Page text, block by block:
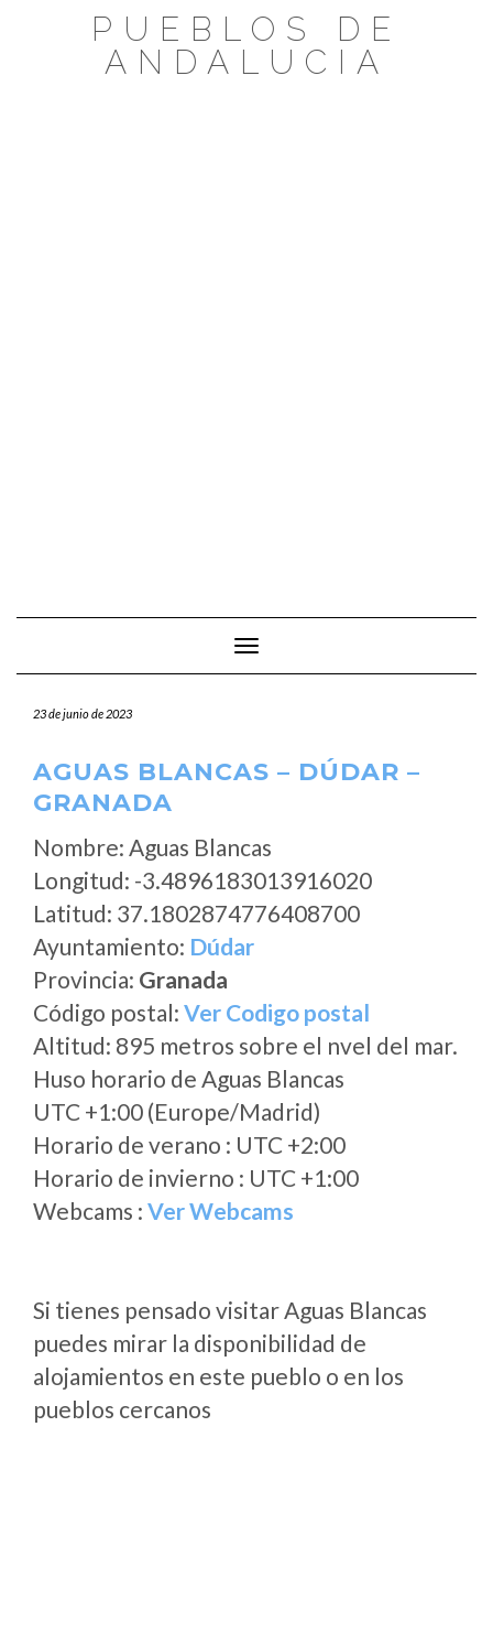
PUEBLOS DE
ANDALUCIA
Cambiar modo de navegación
23 de junio de 2023
AGUAS BLANCAS – DÚDAR –
GRANADA
Nombre: Aguas Blancas
Longitud: -3.4896183013916020
Latitud: 37.1802874776408700
Ayuntamiento: Dúdar
Provincia: Granada
Código postal: Ver Codigo postal
Altitud: 895 metros sobre el nvel del mar.
Huso horario de Aguas Blancas
UTC +1:00 (Europe/Madrid)
Horario de verano : UTC +2:00
Horario de invierno : UTC +1:00
Webcams : Ver Webcams
Si tienes pensado visitar Aguas Blancas
puedes mirar la disponibilidad de
alojamientos en este pueblo o en los
pueblos cercanos